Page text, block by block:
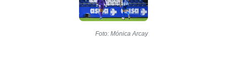
Foto: Mónica Arcay